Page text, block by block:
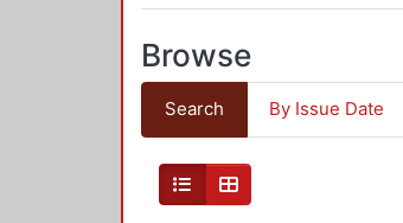
Browse
Search By Issue Date